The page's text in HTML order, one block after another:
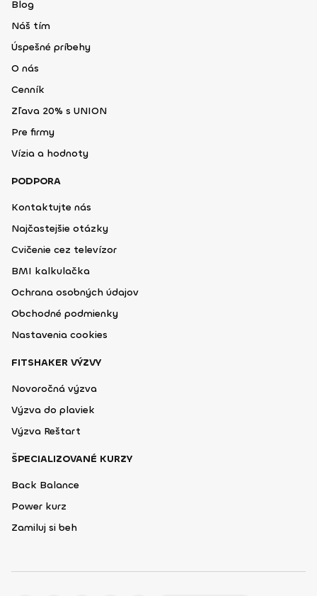
Blog
Náš tím
Úspešné príbehy
O nás
Cenník
Zľava 20% s UNION
Pre firmy
Vízia a hodnoty
PODPORA
Kontaktujte nás
Najčastejšie otázky
Cvičenie cez televízor
BMI kalkulačka
Ochrana osobných údajov
Obchodné podmienky
Nastavenia cookies
FITSHAKER VÝZVY
Novoročná výzva
Výzva do plaviek
Výzva Reštart
ŠPECIALIZOVANÉ KURZY
Back Balance
Power kurz
Zamiluj si beh